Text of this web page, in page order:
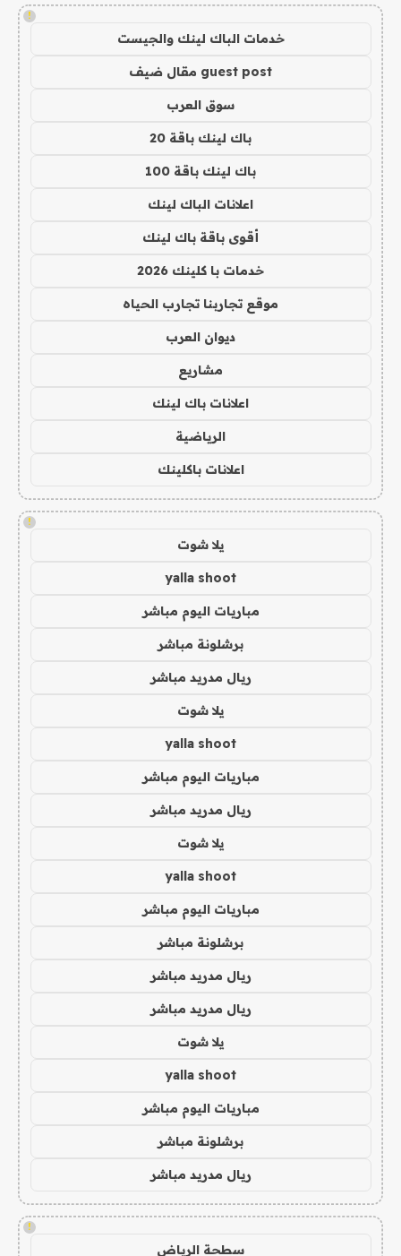
!
خدمات الباك لينك والجيست
guest post مقال ضيف
سوق العرب
باك لينك باقة 20
باك لينك باقة 100
اعلانات الباك لينك
أقوى باقة باك لينك
خدمات با كلينك 2026
موقع تجاربنا تجارب الحياه
ديوان العرب
مشاريع
اعلانات باك لينك
الرياضية
اعلانات باكلينك
!
يلا شوت
yalla shoot
مباريات اليوم مباشر
برشلونة مباشر
ريال مدريد مباشر
يلا شوت
yalla shoot
مباريات اليوم مباشر
ريال مدريد مباشر
يلا شوت
yalla shoot
مباريات اليوم مباشر
برشلونة مباشر
ريال مدريد مباشر
ريال مدريد مباشر
يلا شوت
yalla shoot
مباريات اليوم مباشر
برشلونة مباشر
ريال مدريد مباشر
!
سطحة الرياض